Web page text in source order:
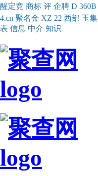
醒定竞 商标 评 企聘 D 360B
4.cn 聚名金 XZ 22 西部 玉集
表 信息 中介 知识